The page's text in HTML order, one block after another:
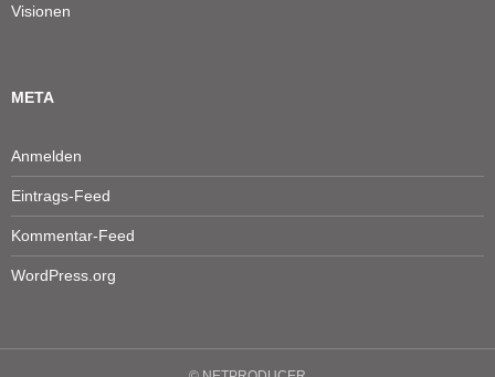
Visionen
META
Anmelden
Eintrags-Feed
Kommentar-Feed
WordPress.org